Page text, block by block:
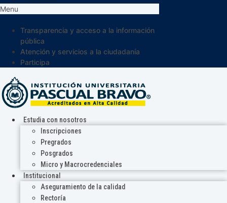
Menu
Transparencia y acceso a la información
pública
Atención y servicios a la ciudadanía
Participa
Estudia con nosotros
Inscripciones
Pregrados
Posgrados
Micro y Macrocredenciales
Institucional
Aseguramiento de la calidad
Rectoría